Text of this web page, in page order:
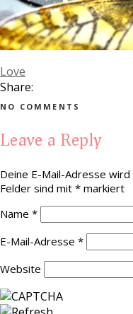
Love
Share:
NO COMMENTS
Leave a Reply
Deine E-Mail-Adresse
Felder sind mit * markiert
Name *
E-Mail-Adresse *
Website